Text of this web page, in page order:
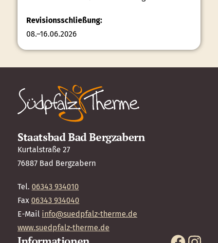
Revisionsschließung:
08.–16.06.2026
Staatsbad Bad Bergzabern
Kurtalstraße 27
76887 Bad Bergzabern
Tel. 06343 934010
Fax 06343 934040
E-Mail info@suedpfalz-therme.de
www.suedpfalz-therme.de